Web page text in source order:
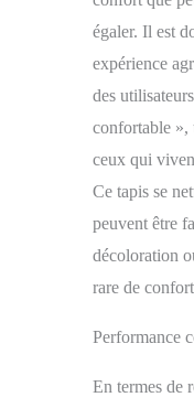
égaler. Il est
expérience
des
confortable »,
ceux qui
Ce tapis se
peuvent être
décoloration
rare de
Performance
En termes de